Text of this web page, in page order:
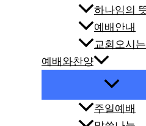
하나임의
예배안내
교회오시
예배와찬양
주일예배